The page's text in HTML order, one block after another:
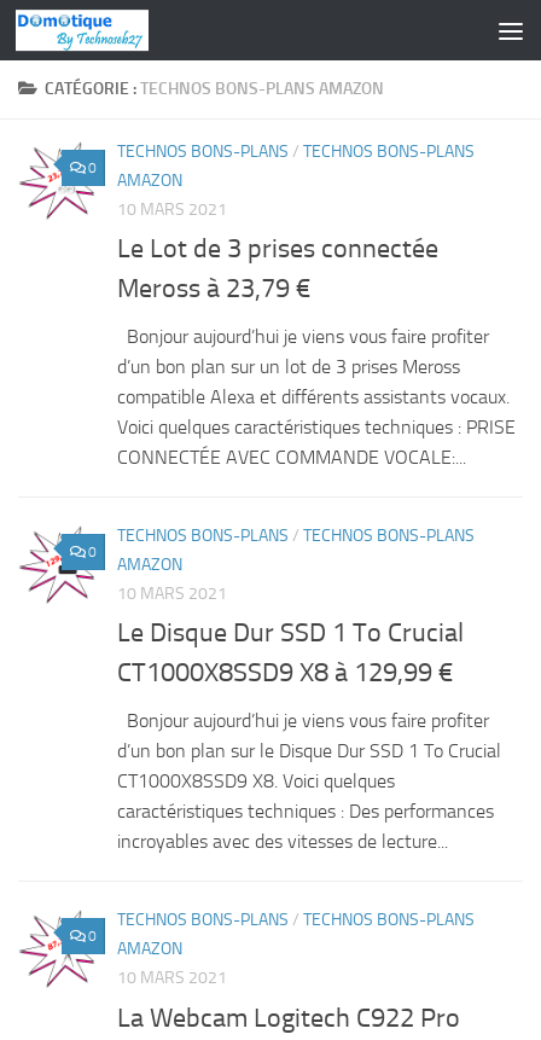
Skip to content
CATÉGORIE :TECHNOS BONS-PLANS AMAZON
0
TECHNOS BONS-PLANS / TECHNOS BONS-PLANS
AMAZON
10 MARS 2021
Le Lot de 3 prises connectée
Meross à 23,79 €
Bonjour aujourd’hui je viens vous faire profiter
d’un bon plan sur un lot de 3 prises Meross
compatible Alexa et différents assistants vocaux.
Voici quelques caractéristiques techniques : PRISE
CONNECTÉE AVEC COMMANDE VOCALE:...
0
TECHNOS BONS-PLANS / TECHNOS BONS-PLANS
AMAZON
10 MARS 2021
Le Disque Dur SSD 1 To Crucial
CT1000X8SSD9 X8 à 129,99 €
Bonjour aujourd’hui je viens vous faire profiter
d’un bon plan sur le Disque Dur SSD 1 To Crucial
CT1000X8SSD9 X8. Voici quelques
caractéristiques techniques : Des performances
incroyables avec des vitesses de lecture...
0
TECHNOS BONS-PLANS / TECHNOS BONS-PLANS
AMAZON
10 MARS 2021
La Webcam Logitech C922 Pro